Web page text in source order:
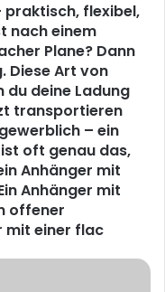
praktisch, flexibel,
nach einem
Plane? Dann
Diese Art von
du deine Ladung
transportieren
– ein
oft genau das,
Anhänger mit
Anhänger mit
offener
mit einer flac